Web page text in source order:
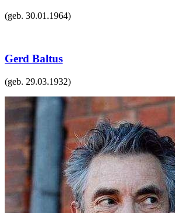
(geb. 30.01.1964)
Gerd Baltus
(geb. 29.03.1932)